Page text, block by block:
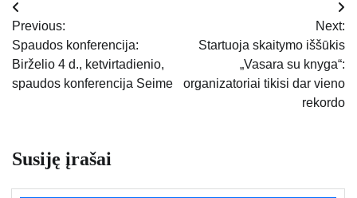
Navigacija
tarp
įrašų
Previous:
Spaudos konferencija:
Birželio 4 d., ketvirtadienio,
spaudos konferencija Seime
Next:
Startuoja skaitymo iššūkis
„Vasara su knyga“:
organizatoriai tikisi dar vieno
rekordo
Susiję įrašai